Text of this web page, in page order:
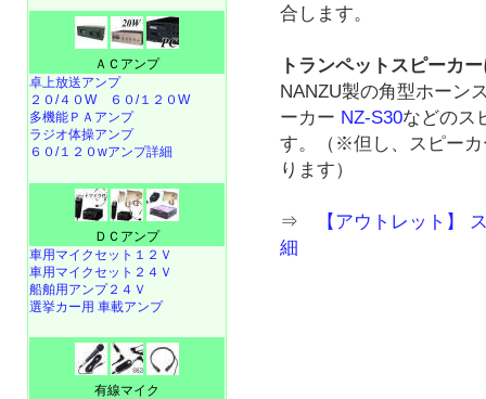
合します。
トランペットスピーカ
NANZU製の角型ホーン
ーカー NZ-S30などのス
す。（※但し、スピーカ
ります）
⇒
【アウトレット】
細
ＡＣアンプ
卓上放送アンプ
２０/４０W
６０/１２０W
多機能ＰＡアンプ
ラジオ体操アンプ
６０/１２０wアンプ詳細
ＤＣアンプ
車用マイクセット１２Ｖ
車用マイクセット２４Ｖ
船舶用アンプ２４Ｖ
選挙カー用 車載アンプ
有線マイク